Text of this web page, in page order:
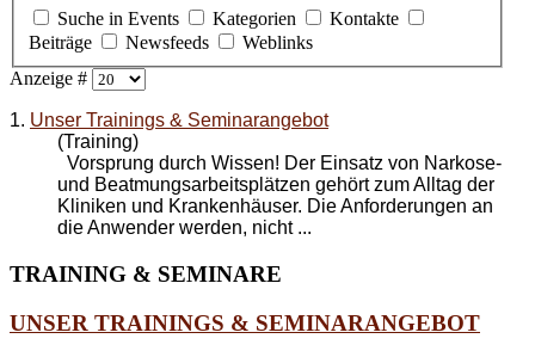
Suche in Events
Kategorien
Kontakte
Beiträge
Newsfeeds
Weblinks
Anzeige #
1. Unser Trainings & Seminarangebot
(Training)
Vorsprung durch Wissen! Der Einsatz von Narkose-
und Beatmungsarbeitsplätzen gehört zum Alltag der
Kliniken und Krankenhäuser. Die Anforderungen an
die Anwender werden, nicht ...
TRAINING & SEMINARE
UNSER TRAININGS & SEMINARANGEBOT